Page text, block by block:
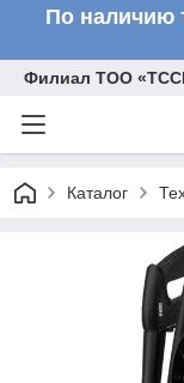
По наличию
Филиал ТОО
Каталог